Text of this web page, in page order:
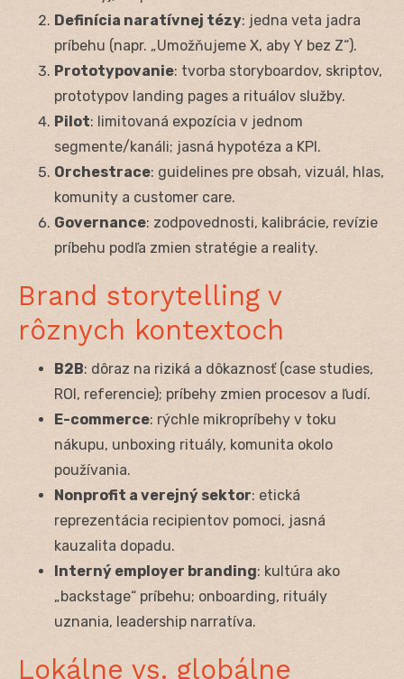
Definícia naratívnej tézy: jedna veta jadra
príbehu (napr. „Umožňujeme X, aby Y bez Z“).
Prototypovanie: tvorba storyboardov, skriptov,
prototypov landing pages a rituálov služby.
Pilot: limitovaná expozícia v jednom
segmente/kanáli; jasná hypotéza a KPI.
Orchestrace: guidelines pre obsah, vizuál, hlas,
komunity a customer care.
Governance: zodpovednosti, kalibrácie, revízie
príbehu podľa zmien stratégie a reality.
Brand storytelling v
rôznych kontextoch
B2B: dôraz na riziká a dôkaznosť (case studies,
ROI, referencie); príbehy zmien procesov a ľudí.
E-commerce: rýchle mikropríbehy v toku
nákupu, unboxing rituály, komunita okolo
používania.
Nonprofit a verejný sektor: etická
reprezentácia recipientov pomoci, jasná
kauzalita dopadu.
Interný employer branding: kultúra ako
„backstage“ príbehu; onboarding, rituály
uznania, leadership narratíva.
Lokálne vs. globálne